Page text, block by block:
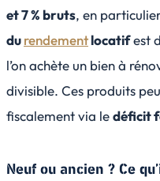
et 7 % bruts, en
durendementlocatifest
l’on achète un bien à
divisible. Ces produits
fiscalement via ledéficit
Neuf ou ancien ? Ce